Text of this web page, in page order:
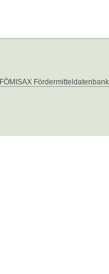
FÖMISAX Fördermitteldatenbank